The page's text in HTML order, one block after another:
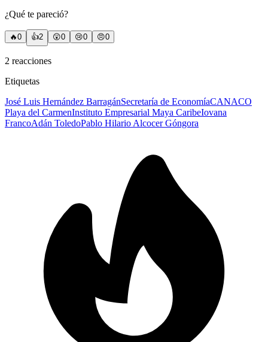
¿Qué te pareció?
🔥0 👍2 😲0 😢0 😠0
2 reacciones
Etiquetas
José Luis Hernández BarragánSecretaría de EconomíaCANACO
Playa del CarmenInstituto Empresarial Maya CaribeIovana
FrancoAdán ToledoPablo Hilario Alcocer Góngora